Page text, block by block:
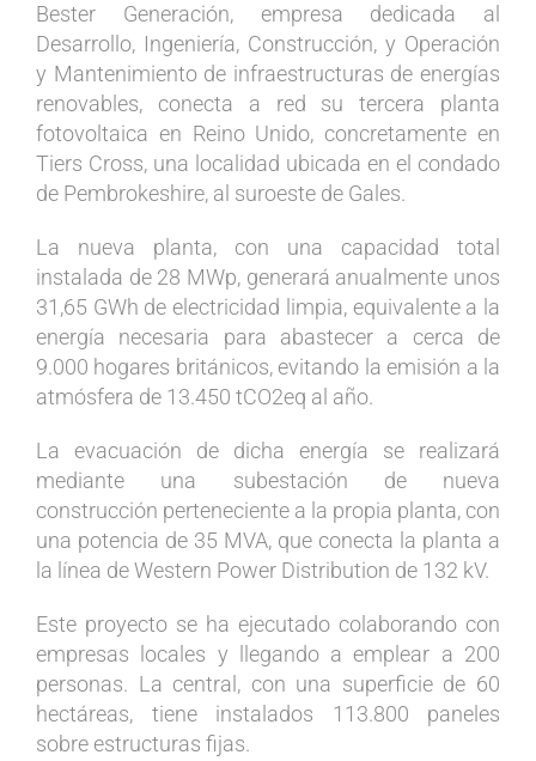
Bester Generación, empresa dedicada al
Desarrollo, Ingeniería, Construcción, y Operación
y Mantenimiento de infraestructuras de energías
renovables, conecta a red su tercera planta
fotovoltaica en Reino Unido, concretamente en
Tiers Cross, una localidad ubicada en el condado
de Pembrokeshire, al suroeste de Gales.
La nueva planta, con una capacidad total
instalada de 28 MWp, generará anualmente unos
31,65 GWh de electricidad limpia, equivalente a la
energía necesaria para abastecer a cerca de
9.000 hogares británicos, evitando la emisión a la
atmósfera de 13.450 tCO2eq al año.
La evacuación de dicha energía se realizará
mediante una subestación de nueva
construcción perteneciente a la propia planta, con
una potencia de 35 MVA, que conecta la planta a
la línea de Western Power Distribution de 132 kV.
Este proyecto se ha ejecutado colaborando con
empresas locales y llegando a emplear a 200
personas. La central, con una superficie de 60
hectáreas, tiene instalados 113.800 paneles
sobre estructuras fijas.